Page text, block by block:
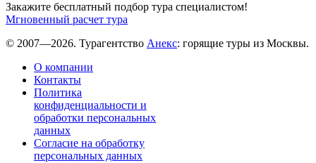
Закажите бесплатный подбор тура специалистом!
Мгновенный расчет тура
© 2007—2026. Турагентство Анекс: горящие туры из Москвы.
О компании
Контакты
Политика
конфиденциальности и
обработки персональных
данных
Согласие на обработку
персональных данных